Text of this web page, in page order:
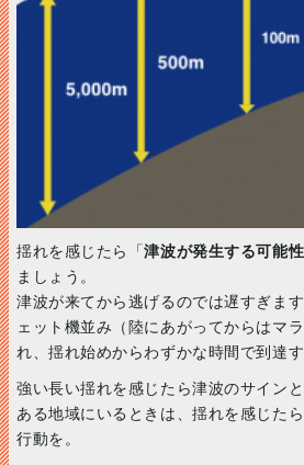
揺れを感じたら「津波が発生する可能
ましょう。
津波が来てから逃げるのでは遅すぎま
ェット機並み（陸にあがってからはマ
れ、揺れ始めからわずかな時間で到達す
強い長い揺れを感じたら津波のサイン
ある地域にいるときは、揺れを感じた
行動を。